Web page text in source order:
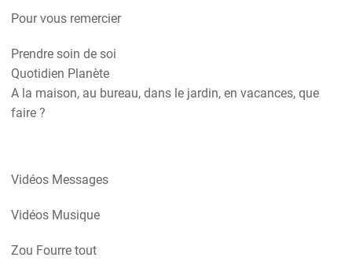
Pour vous remercier
Prendre soin de soi
Quotidien Planète
A la maison, au bureau, dans le jardin, en vacances, que
faire ?
Vidéos Messages
Vidéos Musique
Zou Fourre tout